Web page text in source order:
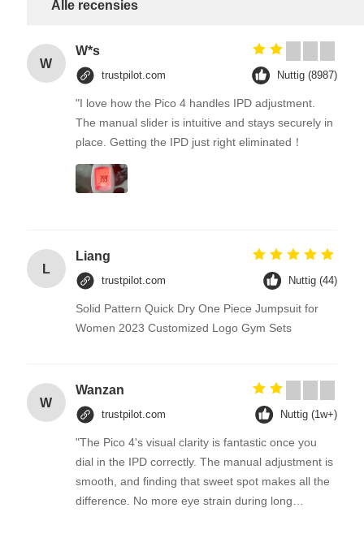
Alle recensies
W
W*s
trustpilot.com Nuttig (8987)
"I love how the Pico 4 handles IPD adjustment.
The manual slider is intuitive and stays securely in
place. Getting the IPD just right eliminated！
L
Liang
trustpilot.com Nuttig (44)
Solid Pattern Quick Dry One Piece Jumpsuit for
Women 2023 Customized Logo Gym Sets
W
Wanzan
trustpilot.com Nuttig (1w+)
"The Pico 4's visual clarity is fantastic once you
dial in the IPD correctly. The manual adjustment is
smooth, and finding that sweet spot makes all the
difference. No more eye strain during long